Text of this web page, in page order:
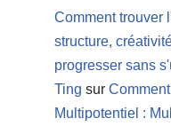
Comment trouver
structure,
progresser sans
Ting sur
Multipotentiel :